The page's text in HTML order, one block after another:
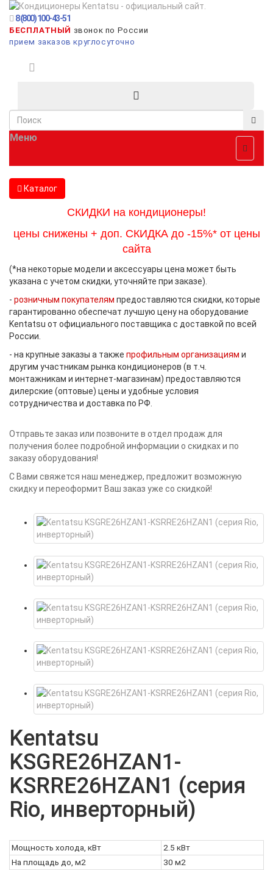
8 (800) 100-43-51
БЕСПЛАТНЫЙ звонок по России
прием заказов круглосуточно
Меню
Каталог
СКИДКИ на кондиционеры!
цены снижены + доп. СКИДКА до -15%* от цены
сайта
(*на некоторые модели и аксессуары цена может быть
указана с учетом скидки, уточняйте при заказе).
- розничным покупателям предоставляются скидки, которые
гарантированно обеспечат лучшую цену на оборудование
Kentatsu от официального поставщика с доставкой по всей
России.
- на крупные заказы а также профильным организациям и
другим участникам рынка кондиционеров (в т.ч.
монтажникам и интернет-магазинам) предоставляются
дилерские (оптовые) цены и удобные условия
сотрудничества и доставка по РФ.
Отправьте заказ или позвоните в отдел продаж для
получения более подробной информации о скидках и по
заказу оборудования!
С Вами свяжется наш менеджер, предложит возможную
скидку и переоформит Ваш заказ уже со скидкой!
Kentatsu
KSGRE26HZAN1-
KSRRE26HZAN1 (серия
Rio, инверторный)
Мощность холода, кВт
2.5 кВт
На площадь до, м2
30 м2